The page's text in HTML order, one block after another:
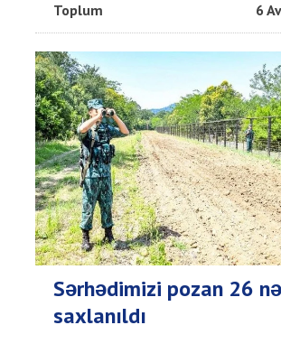
Toplum 6
Sərhədimizi pozan 26
saxlanıldı